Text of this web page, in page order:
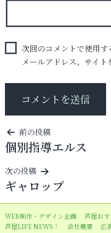
次回のコメントで使用
メールアドレス、サイト
投
稿
ナ
ビ
ゲ
ー
シ
前の投稿
個別指導エルス
次の投稿
ギャロップ
WEB制作・デザイン企画 芦屋お
芦屋LIFE NEWS！
会社概要 広